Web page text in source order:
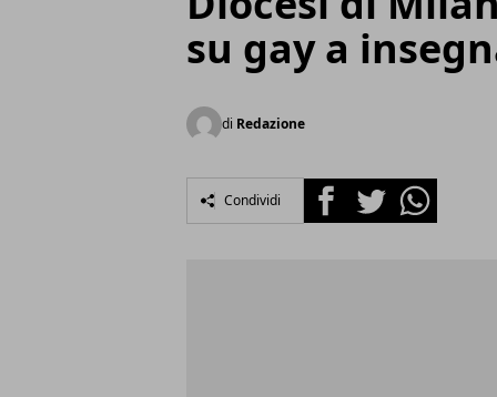
su gay a
di Redazione
Condividi FacebookTwitterWhatsapp